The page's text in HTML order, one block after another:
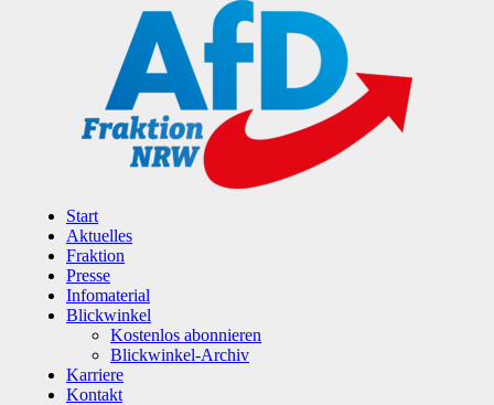
Start
Aktuelles
Fraktion
Presse
Infomaterial
Blickwinkel
Kostenlos abonnieren
Blickwinkel-Archiv
Karriere
Kontakt